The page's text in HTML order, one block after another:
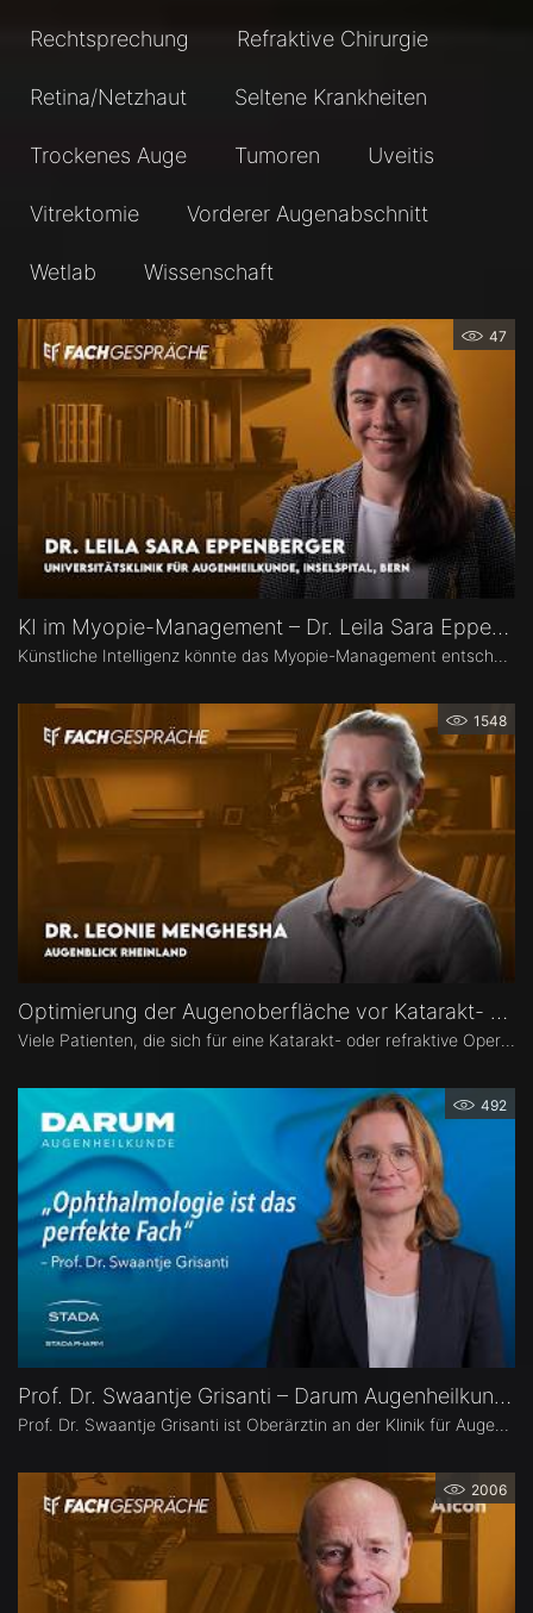
Rechtsprechung Refraktive Chirurgie
Retina/Netzhaut Seltene Krankheiten
Trockenes Auge Tumoren Uveitis
Vitrektomie Vorderer Augenabschnitt
Wetlab Wissenschaft
47
KI im Myopie-Management – Dr. Leila Sara Eppenberger
1548
Optimierung der Augenoberfläche vor Katarakt- und Refraktiver Operation – Dr. Leonie Menghesha
492
Prof. Dr. Swaantje Grisanti – Darum Augenheilkunde
2006